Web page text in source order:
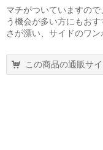
マチがついていますの
う機会が多い方にもお
さが漂い、サイドのワン
この商品の通販サ